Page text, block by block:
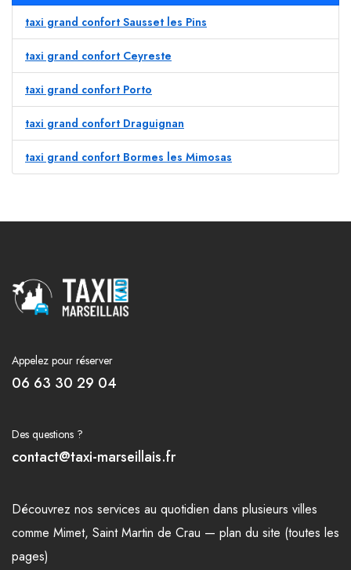
taxi grand confort Sausset les Pins
taxi grand confort Ceyreste
taxi grand confort Porto
taxi grand confort Draguignan
taxi grand confort Bormes les Mimosas
Appelez pour réserver
06 63 30 29 04
Des questions ?
contact@taxi-marseillais.fr
Découvrez nos services au quotidien dans plusieurs villes
comme Mimet, Saint Martin de Crau — plan du site (toutes les
pages)